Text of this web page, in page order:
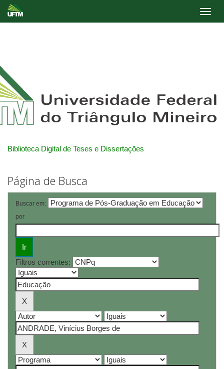
Biblioteca Digital de Teses e Dissertações
Página de Busca
Buscar em:
por
Filtros correntes: